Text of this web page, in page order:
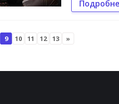
9 10 11 12 13 »